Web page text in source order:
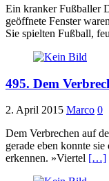
Ein kranker Fußballer
geöffnete Fenster
Sie spielten Fußball,
495. Dem
2. April 2015 Marco 0
Dem Verbrechen auf
gerade eben konnte
erkennen. »Viertel […]